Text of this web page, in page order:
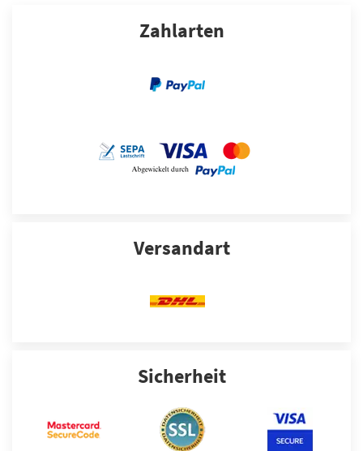
Zahlarten
Versandart
Sicherheit